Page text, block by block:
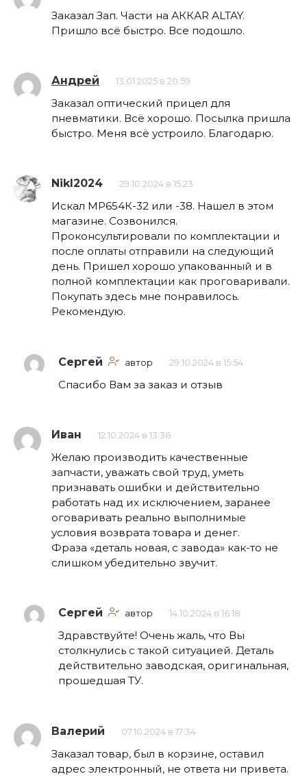
Заказал Зап. Части на АККАR ALTAY.
Пришло всё быстро. Все подошло.
Андрей 13.01.2025 в 20:59
Заказал оптический прицел для
пневматики. Всё хорошо. Посылка пришла
быстро. Меня всё устроило. Благодарю.
NikI2024 29.10.2024 в 15:23
Искал МР654К-32 или -38. Нашел в этом
магазине. Созвонился.
Проконсультировали по комплектации и
после оплаты отправили на следующий
день. Пришел хорошо упакованный и в
полной комплектации как проговаривали.
Покупать здесь мне понравилось.
Рекомендую.
Сергей автор 29.10.2024 в 15:54
Спасибо Вам за заказ и отзыв
Иван 12.10.2024 в 13:36
Желаю производить качественные
запчасти, уважать свой труд, уметь
признавать ошибки и действительно
работать над их исключением, заранее
оговаривать реально выполнимые
условия возврата товара и денег.
Фраза «деталь новая, с завода» как-то не
слишком убедительно звучит.
Сергей автор 14.10.2024 в 16:18
Здравствуйте! Очень жаль, что Вы
столкнулись с такой ситуацией. Деталь
действительно заводская, оригинальная,
прошедшая ТУ.
Валерий 07.10.2024 в 17:34
Заказал товар, был в корзине, оставил
адрес электронный, не ответа ни привета.